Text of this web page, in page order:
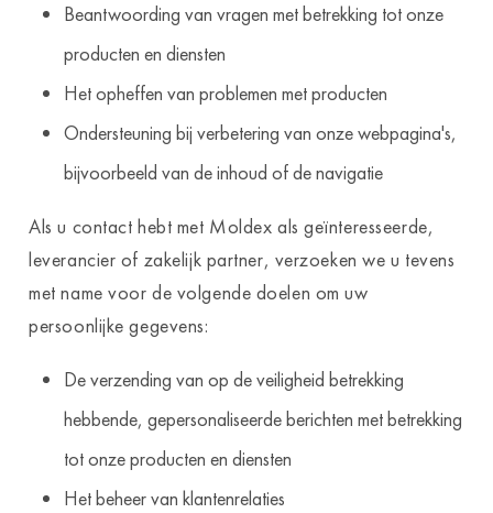
Beantwoording van vragen met betrekking tot onze
producten en diensten
Het opheffen van problemen met producten
Ondersteuning bij verbetering van onze webpagina's,
bijvoorbeeld van de inhoud of de navigatie
Als u contact hebt met Moldex als geïnteresseerde,
leverancier of zakelijk partner, verzoeken we u tevens
met name voor de volgende doelen om uw
persoonlijke gegevens:
De verzending van op de veiligheid betrekking
hebbende, gepersonaliseerde berichten met betrekking
tot onze producten en diensten
Het beheer van klantenrelaties